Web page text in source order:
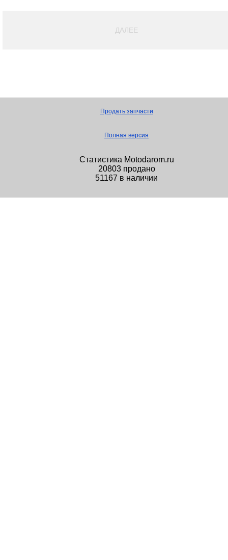
ДАЛЕЕ
Продать запчасти
Полная версия
Статистика Motodarom.ru
20803 продано
51167 в наличии